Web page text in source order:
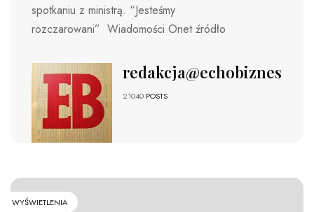
spotkaniu z ministrą. “Jesteśmy
rozczarowani” Wiadomości Onet źródło
redakcja@echobiznesu.pl
21040 POSTS
WYŚWIETLENIA